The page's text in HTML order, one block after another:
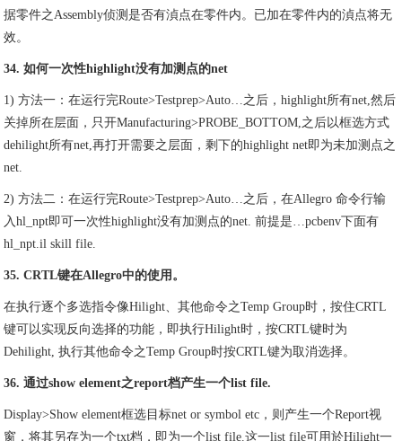
据零件之Assembly侦测是否有湞点在零件内。已加在零件内的湞点将无
效。
34. 如何一次性highlight没有加测点的net
1) 方法一：在运行完Route>Testprep>Auto…之后，highlight所有net,然后
关掉所在层面，只开Manufacturing>PROBE_BOTTOM,之后以框选方式
dehilight所有net,再打开需要之层面，剩下的highlight net即为未加测点之
net.
2) 方法二：在运行完Route>Testprep>Auto…之后，在Allegro 命令行输
入hl_npt即可一次性highlight没有加测点的net. 前提是…pcbenv下面有
hl_npt.il skill file.
35. CRTL键在Allegro中的使用。
在执行逐个多选指令像Hilight、其他命令之Temp Group时，按住CRTL
键可以实现反向选择的功能，即执行Hilight时，按CRTL键时为
Dehilight, 执行其他命令之Temp Group时按CRTL键为取消选择。
36. 通过show element之report档产生一个list file.
Display>Show element框选目标net or symbol etc，则产生一个Report视
窗，将其另存为一个txt档，即为一个list file.这一list file可用於Hilight一